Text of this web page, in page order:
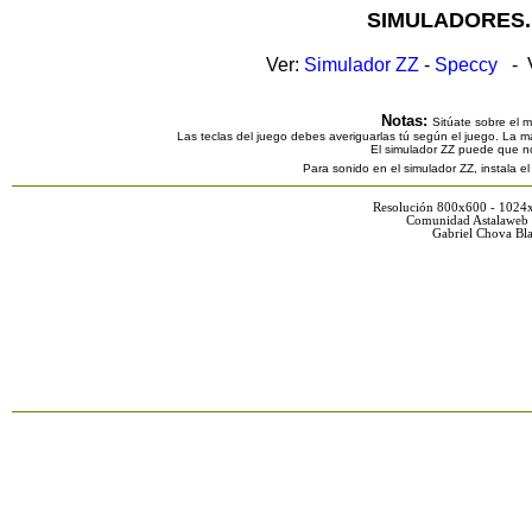
Ver: Simulador ZZ - Speccy -
Notas: Sitúate sobre el
Las teclas del juego debes averiguarlas tú según el juego. La
El simulador ZZ puede que
Para sonido en el simulador ZZ, instala
Resolución 800x600 -
Comunidad
Gabriel Chova